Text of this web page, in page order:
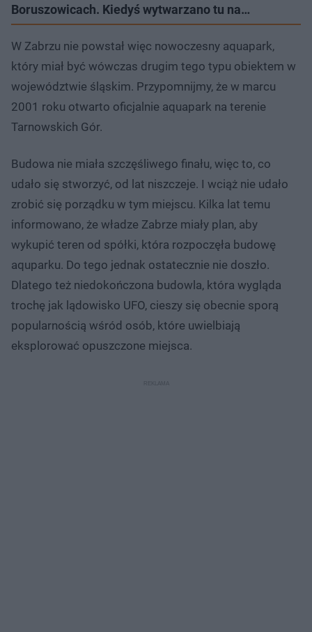
Boruszowicach. Kiedyś wytwarzano tu na…
W Zabrzu nie powstał więc nowoczesny aquapark,
który miał być wówczas drugim tego typu obiektem w
województwie śląskim. Przypomnijmy, że w marcu
2001 roku otwarto oficjalnie aquapark na terenie
Tarnowskich Gór.
Budowa nie miała szczęśliwego finału, więc to, co
udało się stworzyć, od lat niszczeje. I wciąż nie udało
zrobić się porządku w tym miejscu. Kilka lat temu
informowano, że władze Zabrze miały plan, aby
wykupić teren od spółki, która rozpoczęła budowę
aquparku. Do tego jednak ostatecznie nie doszło.
Dlatego też niedokończona budowla, która wygląda
trochę jak lądowisko UFO, cieszy się obecnie sporą
popularnością wśród osób, które uwielbiają
eksplorować opuszczone miejsca.